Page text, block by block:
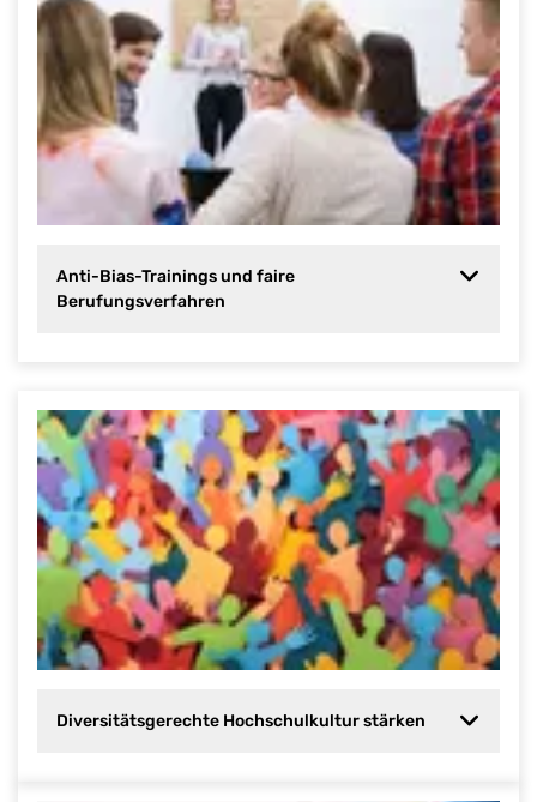
Anti-Bias-Trainings und faire
Berufungsverfahren
Diversitätsgerechte Hochschulkultur stärken